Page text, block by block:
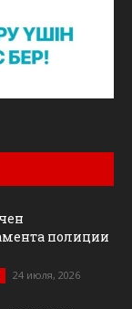
полиции
24 июля, 2026